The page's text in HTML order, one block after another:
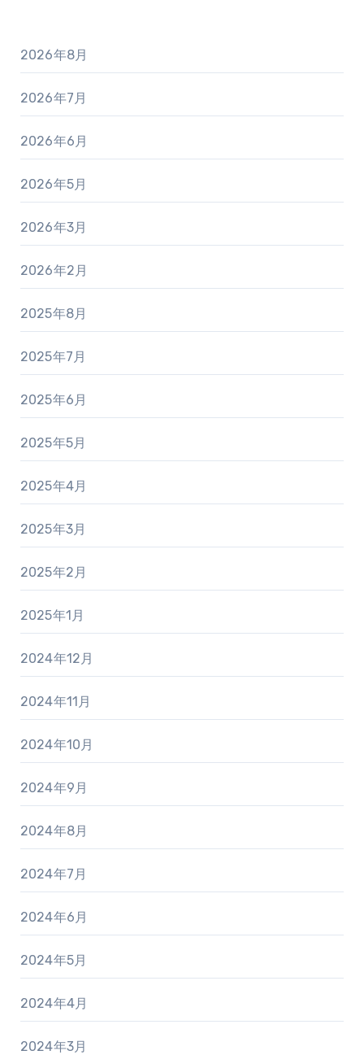
2026年8月
2026年7月
2026年6月
2026年5月
2026年3月
2026年2月
2025年8月
2025年7月
2025年6月
2025年5月
2025年4月
2025年3月
2025年2月
2025年1月
2024年12月
2024年11月
2024年10月
2024年9月
2024年8月
2024年7月
2024年6月
2024年5月
2024年4月
2024年3月